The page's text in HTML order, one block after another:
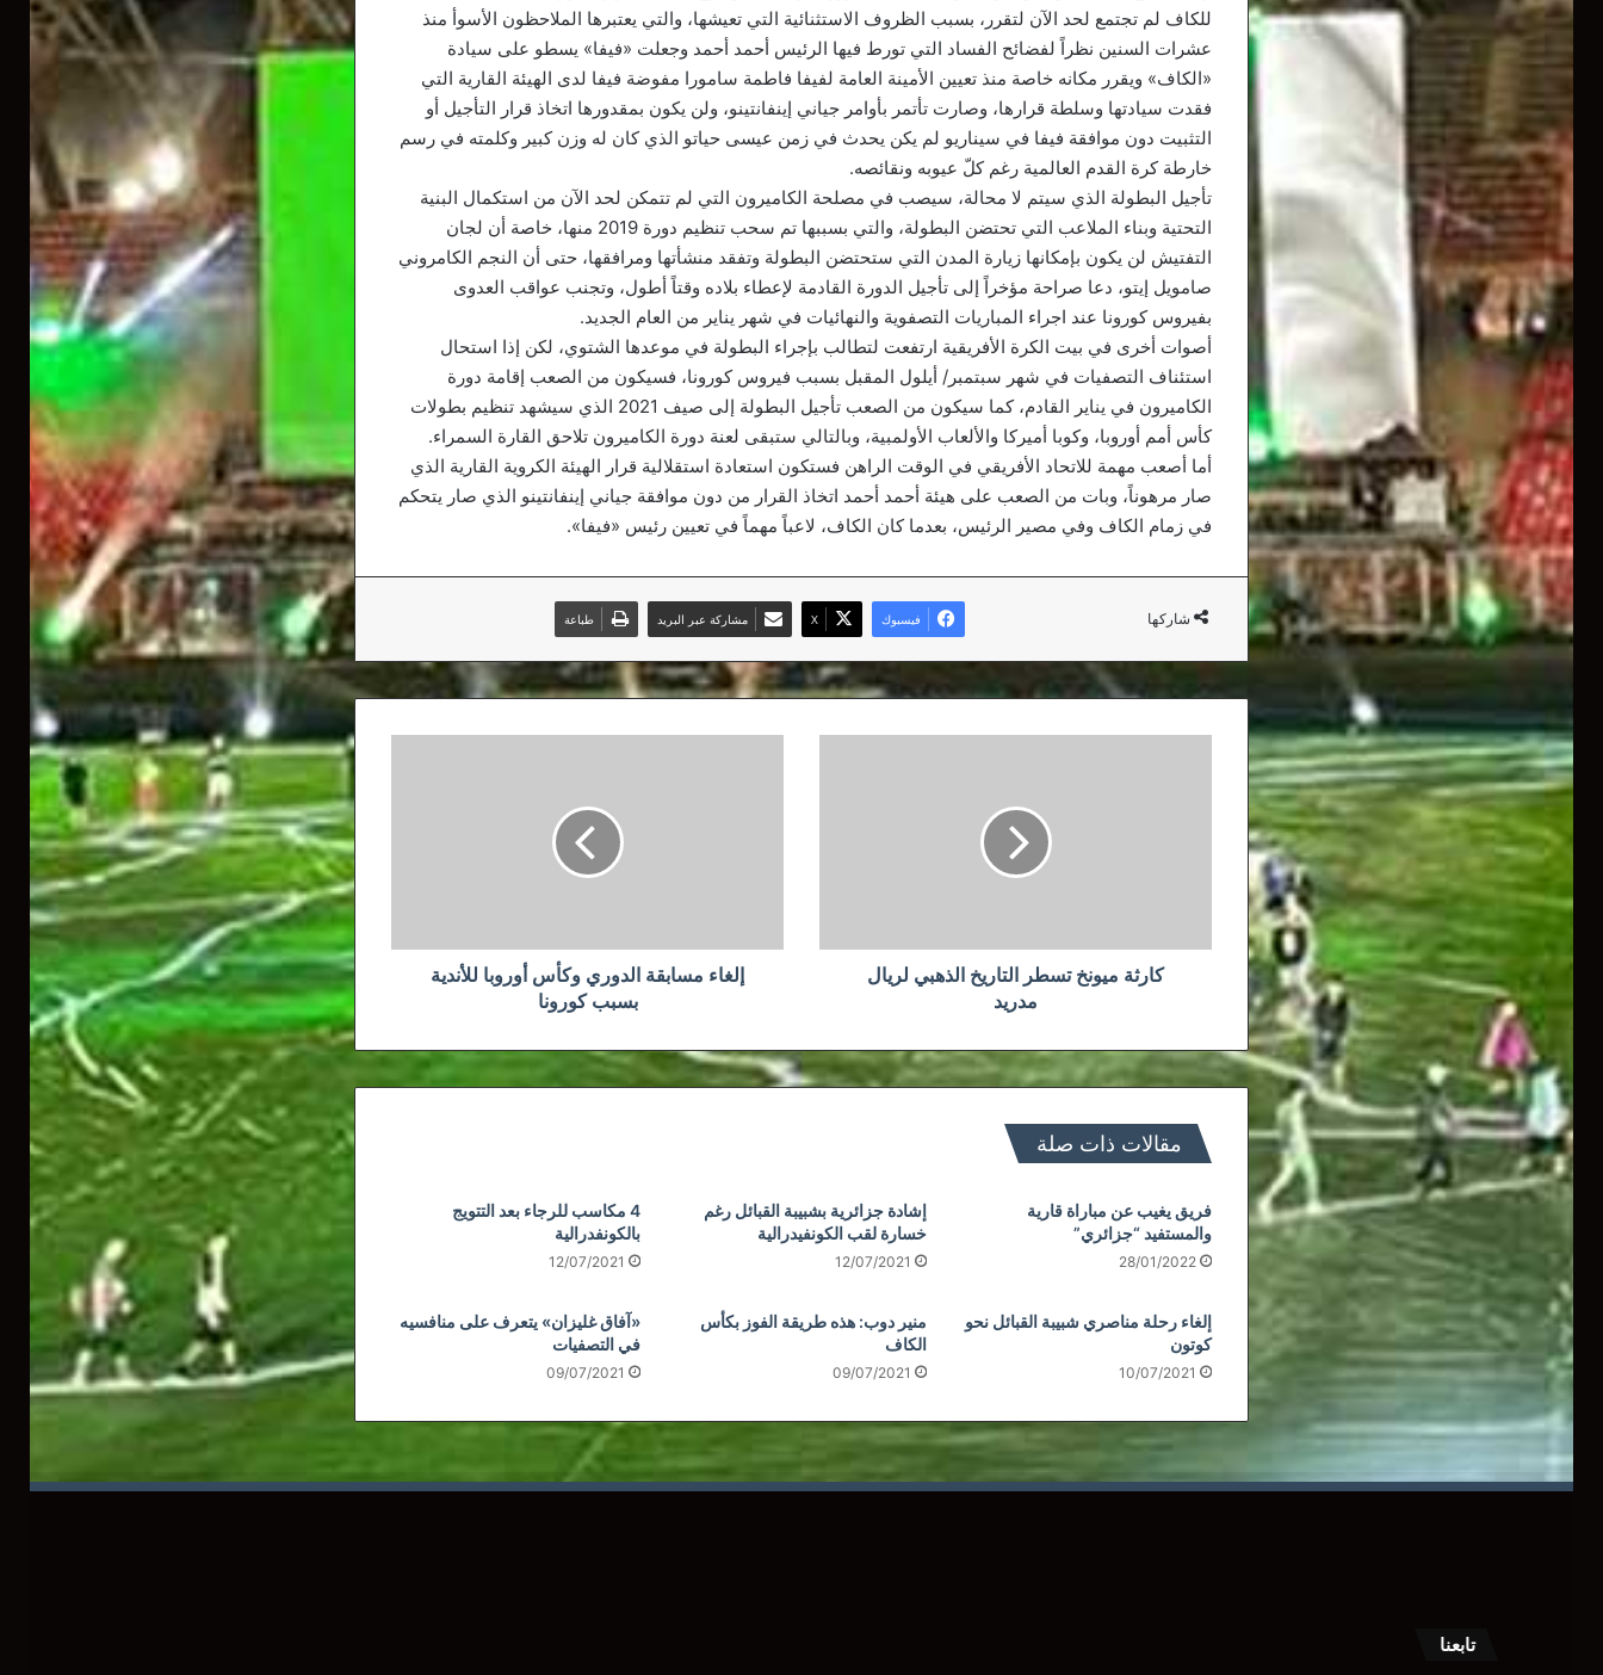
للكاف لم تجتمع لحد الآن لتقرر، بسبب الظروف الاستثنائية التي تعيشها، والتي يعتبرها الملاحظون الأسوأ منذ
عشرات السنين نظراً لفضائح الفساد التي تورط فيها الرئيس أحمد أحمد وجعلت «فيفا» يسطو على سيادة
«الكاف» ويقرر مكانه خاصة منذ تعيين الأمينة العامة لفيفا فاطمة سامورا مفوضة فيفا لدى الهيئة القارية التي
فقدت سيادتها وسلطة قرارها، وصارت تأتمر بأوامر جياني إينفانتينو، ولن يكون بمقدورها اتخاذ قرار التأجيل أو
التثبيت دون موافقة فيفا في سيناريو لم يكن يحدث في زمن عيسى حياتو الذي كان له وزن كبير وكلمته في رسم
خارطة كرة القدم العالمية رغم كلّ عيوبه ونقائصه.
تأجيل البطولة الذي سيتم لا محالة، سيصب في مصلحة الكاميرون التي لم تتمكن لحد الآن من استكمال البنية
التحتية وبناء الملاعب التي تحتضن البطولة، والتي بسببها تم سحب تنظيم دورة 2019 منها، خاصة أن لجان
التفتيش لن يكون بإمكانها زيارة المدن التي ستحتضن البطولة وتفقد منشأتها ومرافقها، حتى أن النجم الكامروني
صامويل إيتو، دعا صراحة مؤخراً إلى تأجيل الدورة القادمة لإعطاء بلاده وقتاً أطول، وتجنب عواقب العدوى
بفيروس كورونا عند اجراء المباريات التصفوية والنهائيات في شهر يناير من العام الجديد.
أصوات أخرى في بيت الكرة الأفريقية ارتفعت لتطالب بإجراء البطولة في موعدها الشتوي، لكن إذا استحال
استئناف التصفيات في شهر سبتمبر/ أيلول المقبل بسبب فيروس كورونا، فسيكون من الصعب إقامة دورة
الكاميرون في يناير القادم، كما سيكون من الصعب تأجيل البطولة إلى صيف 2021 الذي سيشهد تنظيم بطولات
كأس أمم أوروبا، وكوبا أميركا والألعاب الأولمبية، وبالتالي ستبقى لعنة دورة الكاميرون تلاحق القارة السمراء.
أما أصعب مهمة للاتحاد الأفريقي في الوقت الراهن فستكون استعادة استقلالية قرار الهيئة الكروية القارية الذي
صار مرهوناً، وبات من الصعب على هيئة أحمد أحمد اتخاذ القرار من دون موافقة جياني إينفانتينو الذي صار يتحكم
في زمام الكاف وفي مصير الرئيس، بعدما كان الكاف، لاعباً مهماً في تعيين رئيس «فيفا».
شاركها فيسبوك ‫X مشاركة عبر البريد طباعة
كارثة ميونخ تسطر التاريخ الذهبي لريال
مدريد
إلغاء مسابقة الدوري وكأس أوروبا للأندية
بسبب كورونا
مقالات ذات صلة
فريق يغيب عن مباراة قارية
والمستفيد “جزائري”
28/01/2022
إشادة جزائرية بشبيبة القبائل رغم
خسارة لقب الكونفيدرالية
12/07/2021
4 مكاسب للرجاء بعد التتويج
بالكونفدرالية
12/07/2021
إلغاء رحلة مناصري شبيبة القبائل نحو
كوتون
10/07/2021
منير دوب: هذه طريقة الفوز بكأس
الكاف
09/07/2021
«آفاق غليزان» يتعرف على منافسيه
في التصفيات
09/07/2021
تابعنا